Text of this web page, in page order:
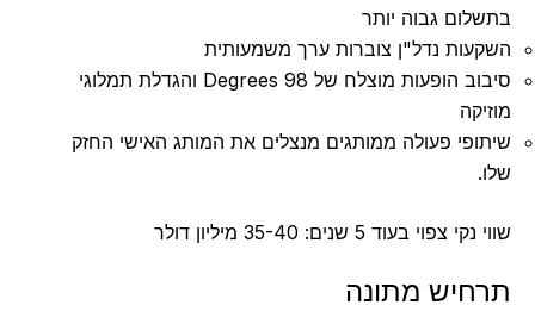
בתשלום גבוה יותר
השקעות נדל"ן צוברות ערך משמעותית
סיבוב הופעות מוצלח של 98 Degrees והגדלת תמלוגי
מוזיקה
שיתופי פעולה ממותגים מנצלים את המותג האישי החזק
שלו.
שווי נקי צפוי בעוד 5 שנים: 35-40 מיליון דולר
תרחיש מתונה